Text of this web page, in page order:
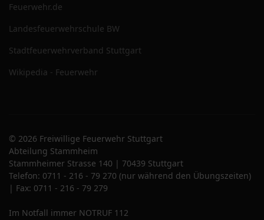
Feuerwehr.de
Landesfeuerwehrschule BW
Stadtfeuerwehrverband Stuttgart
Wikipedia - Feuerwehr
© 2026 Freiwillige Feuerwehr Stuttgart
Abteilung Stammheim
Stammheimer Strasse 140 | 70439 Stuttgart
Telefon: 0711 - 216 - 79 270 (nur während den Übungszeiten)
| Fax: 0711 - 216 - 79 279
Im Notfall immer NOTRUF 112